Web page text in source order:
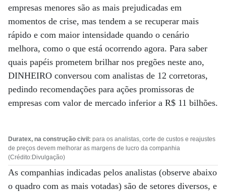
empresas menores são as mais prejudicadas em
momentos de crise, mas tendem a se recuperar mais
rápido e com maior intensidade quando o cenário
melhora, como o que está ocorrendo agora. Para saber
quais papéis prometem brilhar nos pregões neste ano,
DINHEIRO conversou com analistas de 12 corretoras,
pedindo recomendações para ações promissoras de
empresas com valor de mercado inferior a R$ 11 bilhões.
Duratex, na construção civil: para os analistas, corte de custos e reajustes
de preços devem melhorar as margens de lucro da companhia
(Crédito:Divulgação)
As companhias indicadas pelos analistas (observe abaixo
o quadro com as mais votadas) são de setores diversos, e